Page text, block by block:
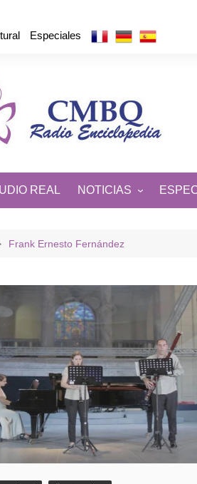
Especiales
REAL NOTICIAS
DE CUBA Y EL MUNDO
Frank Ernesto Fernández